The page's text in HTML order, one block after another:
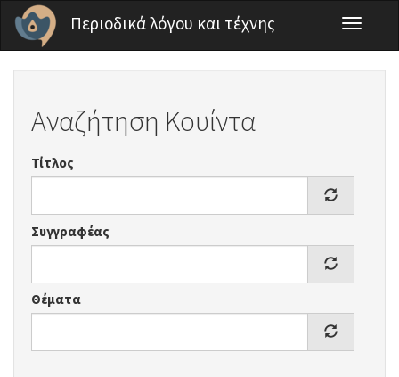
Παράκαμψη προς το κυρίως περιεχόμενο
Περιοδικά λόγου και τέχνης
Toggle
Αναζήτηση Κουίντα
Τίτλος
Συγγραφέας
Θέματα